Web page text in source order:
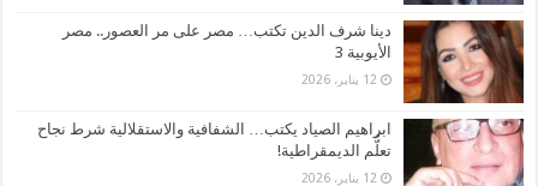
دينا شرف الدين تكتب… مصر على مر العصور.. مصر
الأيوبية 3
12 يناير، 2026
ابراهيم الصياد يكتب… الشفافية والاستقلالية شرط نجاح
تعلُّم الديمقراطية!
12 يناير، 2026